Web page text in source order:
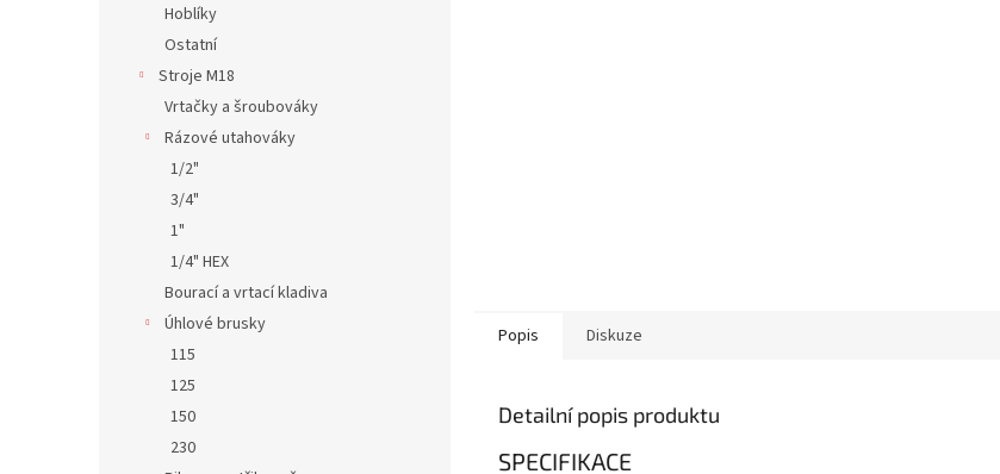
Hoblíky
Ostatní
Stroje M18
Vrtačky a šroubováky
Rázové utahováky
1/2"
3/4"
1"
1/4" HEX
Bourací a vrtací kladiva
Úhlové brusky
115
125
150
230
Popis Diskuze
Detailní popis produktu
SPECIFIKACE